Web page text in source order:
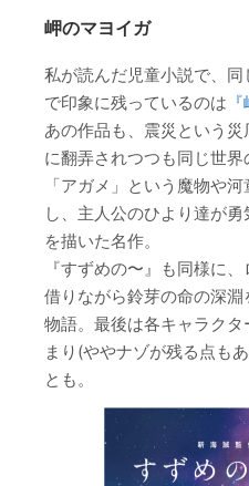
岬のマヨイガ
私が読んだ児童小説で、
で印象に残っているのは
あの作品も、震災という
に翻弄されつつも同じ世
「アガメ」という魔物や
し、主人公のひより達が
を描いた名作。
『すずめの〜』も同様に
借りながら鈴芽の命の深
物語。最後は各キャラク
まり(ややナゾが残る点も
とも。